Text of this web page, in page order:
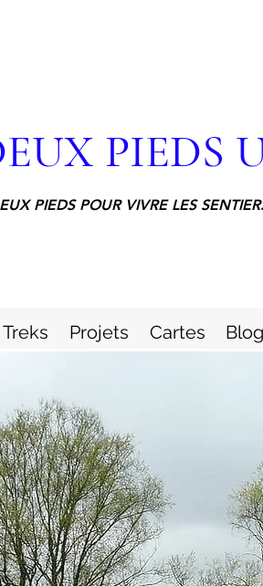
PIEDS
PIEDS POUR VIVRE LES
Treks Projets Cartes Blog